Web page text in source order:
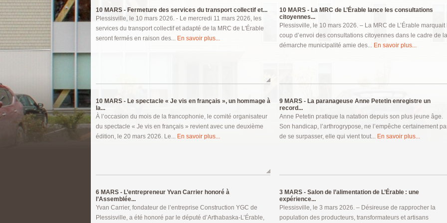
10 MARS - Fermeture des services du transport collectif et...
Plessisville, le 10 mars 2026. - Le mercredi 11 mars 2026, les
services du transport collectif et adapté de la MRC de L'Érable
seront fermés en raison des... En savoir plus...
10 MARS - La MRC de L’Érable lance les consultations
citoyennes...
Plessisville, le 10 mars 2026. – La MRC de L’Érable marquait
coup d’envoi des consultations citoyennes dans le cadre de la
démarche municipalité amie des... En savoir plus...
10 MARS - Le spectacle « Je vis en français », un hommage à
la...
À l’occasion du mois de la francophonie, le comité organisateur
du spectacle « Je vis en français » revient avec une deuxième
édition, le 20 mars 2026. Le... En savoir plus...
9 MARS - La paranageuse Anne Petetin enregistre un
record...
Anne Petetin pratique la natation depuis son plus jeune âge.
Son handicap, l’arthrogrypose, ne l’empêche certainement
de se surpasser, elle qui vient tout... En savoir plus...
6 MARS - L’entrepreneur Yvan Carrier honoré à
l’Assemblée...
Yvan Carrier, fondateur de l’entreprise Construction YGC de
Plessisville, a été honoré par le député d’Arthabaska-L’Érable,
3 MARS - Salon de l’alimentation de L’Érable : une
expérience...
Plessisville, le 3 mars 2026. – Désireuse de rapprocher la
population des producteurs, transformateurs et artisans
Pages